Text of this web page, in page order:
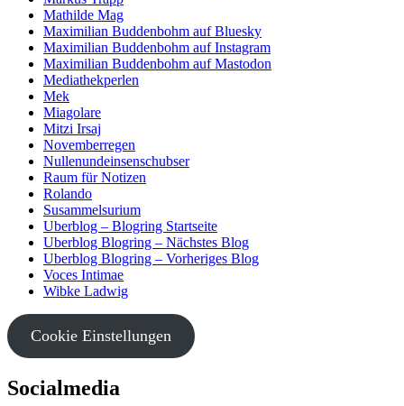
Mathilde Mag
Maximilian Buddenbohm auf Bluesky
Maximilian Buddenbohm auf Instagram
Maximilian Buddenbohm auf Mastodon
Mediathekperlen
Mek
Miagolare
Mitzi Irsaj
Novemberregen
Nullenundeinsenschubser
Raum für Notizen
Rolando
Susammelsurium
Uberblog – Blogring Startseite
Uberblog Blogring – Nächstes Blog
Uberblog Blogring – Vorheriges Blog
Voces Intimae
Wibke Ladwig
Cookie Einstellungen
Socialmedia